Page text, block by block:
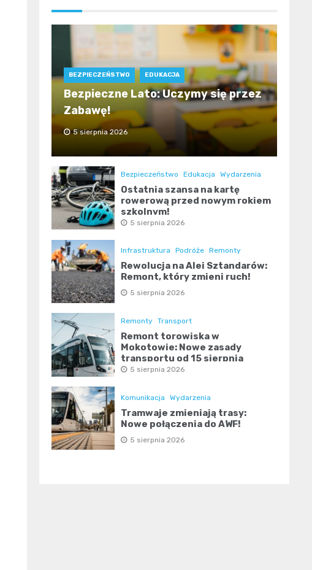
BEZPIECZEŃSTWO EDUKACJA
Bezpieczne Lato: Uczymy się przez
Zabawę!
5 sierpnia 2026
Bezpieczeństwo Edukacja Wydarzenia
Ostatnia szansa na kartę
rowerową przed nowym rokiem
szkolnym!
5 sierpnia 2026
Infrastruktura Podróże Remonty
Rewolucja na Alei Sztandarów:
Remont, który zmieni ruch!
5 sierpnia 2026
Remonty Transport
Remont torowiska w
Mokotowie: Nowe zasady
transportu od 15 sierpnia
5 sierpnia 2026
Komunikacja Wydarzenia
Tramwaje zmieniają trasy:
Nowe połączenia do AWF!
5 sierpnia 2026